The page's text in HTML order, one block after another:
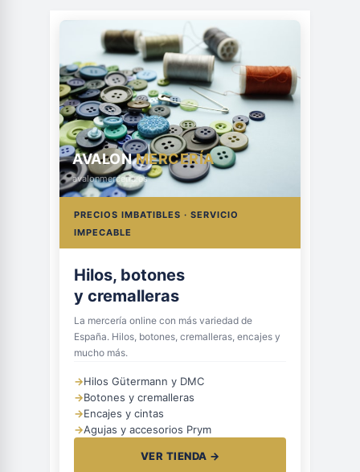
AVALONMERCERÍA
avalonmerceria.es
PRECIOS IMBATIBLES · SERVICIO
IMPECABLE
Hilos, botones
y cremalleras
La mercería online con más variedad de
España. Hilos, botones, cremalleras, encajes y
mucho más.
→Hilos Gütermann y DMC
→Botones y cremalleras
→Encajes y cintas
→Agujas y accesorios Prym
VER TIENDA →